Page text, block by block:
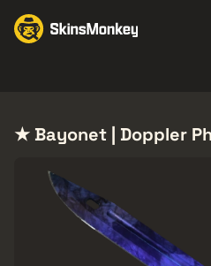
★ Bayonet | Doppler